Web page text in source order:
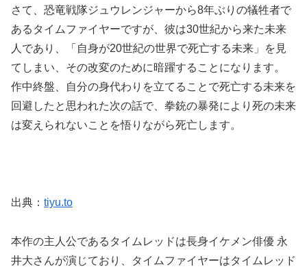
さて、恐竜戦隊ジュウレンジャーから8年ぶりの犠牲者で
あるタイムファイヤーですが、彼は30世紀から来た未来
人であり、「自身が20世紀の世界で死亡する未来」を見
てしまい、その改変のために暗躍することになります。
作中終盤、自分の身代わりを立てることで死亡する未来を
回避したと思われた次の話で、拳銃の暴発により死の未来
は変えられないことを悟りながら死亡します。
出典： tiyu.to
本作の主人公であるタイムレッドは長身イケメン俳優 永
井大さんが演じており、タイムファイヤーはタイムレッド